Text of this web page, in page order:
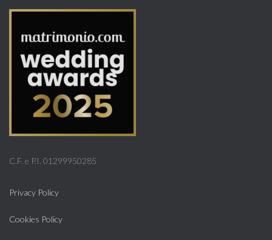
C.F. e P.I. 01299950285
Privacy Policy
Cookies Policy